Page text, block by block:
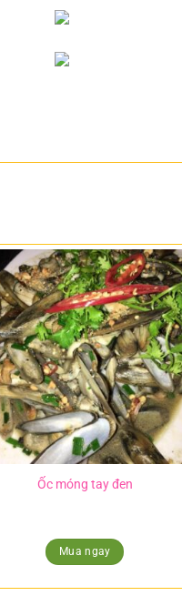
Ốc móng tay đen
Mua ngay